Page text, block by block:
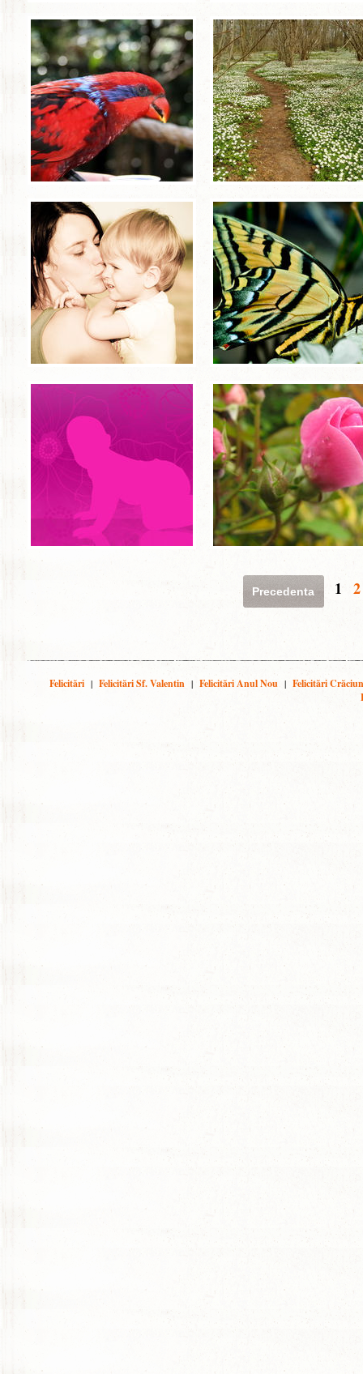
Precedenta 1 2
Felicitări | Felicitări Sf. Valentin | Felicitări Anul Nou | Felicitări